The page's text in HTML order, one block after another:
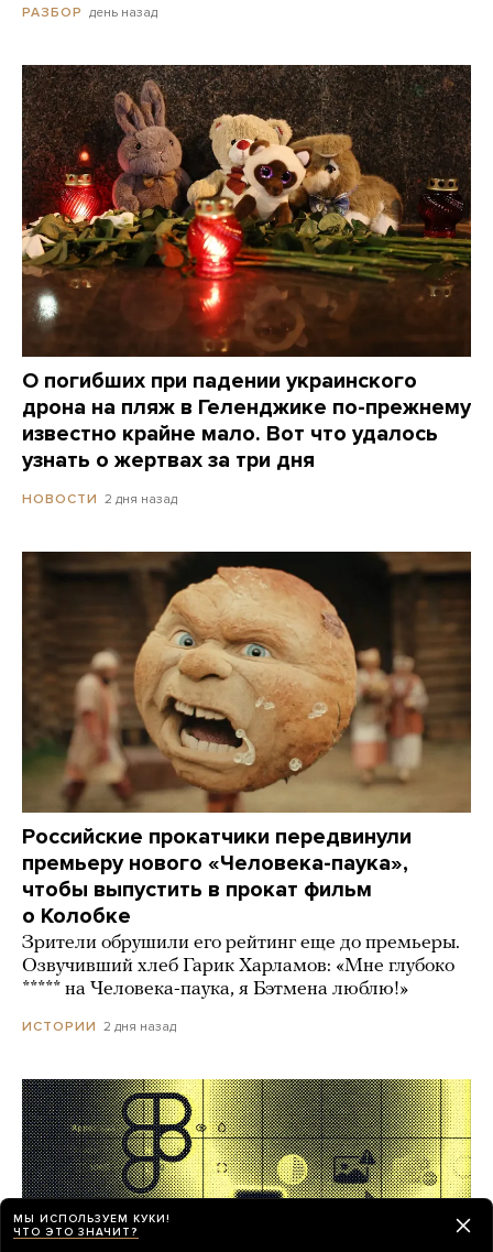
РАЗБОР день назад
О погибших при падении украинского
дрона на пляж в Геленджике по-прежнему
известно крайне мало. Вот что удалось
узнать о жертвах за три дня
НОВОСТИ 2 дня назад
Российские прокатчики передвинули
премьеру нового «Человека-паука»,
чтобы выпустить в прокат фильм
о Колобке
Зрители обрушили его рейтинг еще до премьеры.
Озвучивший хлеб Гарик Харламов: «Мне глубоко
***** на Человека-паука, я Бэтмена люблю!»
ИСТОРИИ 2 дня назад
МЫ ИСПОЛЬЗУЕМ КУКИ!
ЧТО ЭТО ЗНАЧИТ?